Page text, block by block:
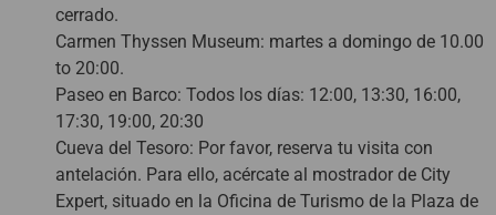
cerrado.
Carmen Thyssen Museum: martes a domingo de 10.00
to 20:00.
Paseo en Barco: Todos los días: 12:00, 13:30, 16:00,
17:30, 19:00, 20:30
Cueva del Tesoro: Por favor, reserva tu visita con
antelación. Para ello, acércate al mostrador de City
Expert, situado en la Oficina de Turismo de la Plaza de